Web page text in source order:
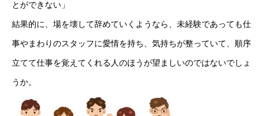
とができない」
結果的に、場を壊して辞めていくようなら、未経験であっても仕
事やまわりのスタッフに愛情を持ち、気持ちが整っていて、順序
立てて仕事を覚えてくれる人のほうが望ましいのではないでしょ
うか。